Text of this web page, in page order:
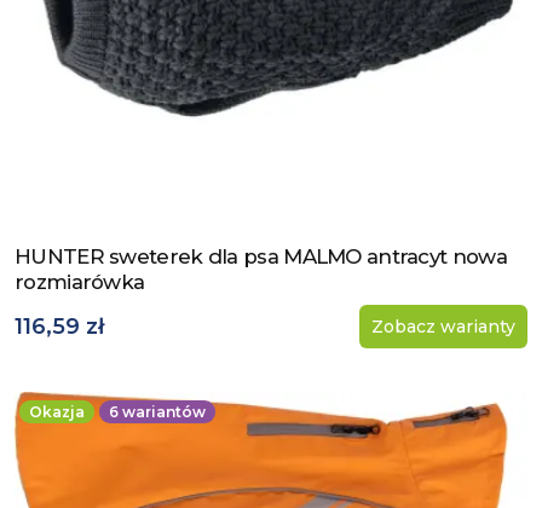
Zobacz produkt
HUNTER sweterek dla psa MALMO antracyt nowa
rozmiarówka
116,59 zł Zobacz warianty
Okazja 6 wariantów